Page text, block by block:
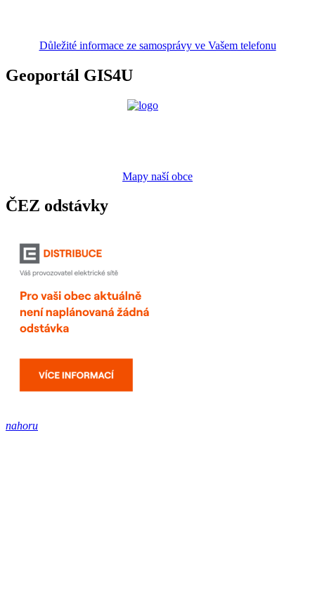
Důležité informace ze samosprávy ve Vašem telefonu
Geoportál GIS4U
Mapy naší obce
ČEZ odstávky
nahoru